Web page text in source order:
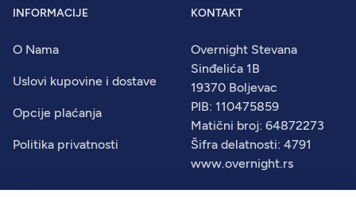
INFORMACIJE
O Nama
Uslovi kupovine i dostave
Opcije plaćanja
Politika privatnosti
KONTAKT
Overnight Stevana
Sinđelića 1B
19370 Boljevac
PIB: 110475859
Matični broj: 64872273
Šifra delatnosti: 4791
www.overnight.rs